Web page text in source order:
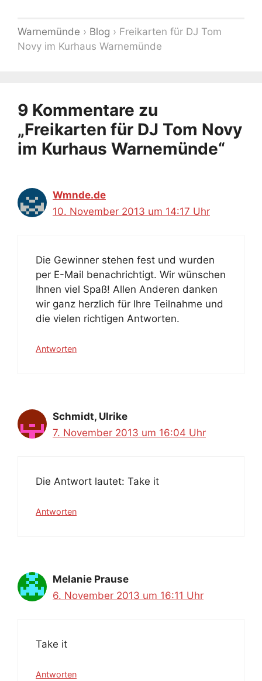
Warnemünde › Blog › Freikarten für DJ Tom
Novy im Kurhaus Warnemünde
9 Kommentare zu
„Freikarten für DJ Tom Novy
im Kurhaus Warnemünde“
Wmnde.de
10. November 2013 um 14:17 Uhr
Die Gewinner stehen fest und wurden
per E-Mail benachrichtigt. Wir wünschen
Ihnen viel Spaß! Allen Anderen danken
wir ganz herzlich für Ihre Teilnahme und
die vielen richtigen Antworten.
Antworten
Schmidt, Ulrike
7. November 2013 um 16:04 Uhr
Die Antwort lautet: Take it
Antworten
Melanie Prause
6. November 2013 um 16:11 Uhr
Take it
Antworten